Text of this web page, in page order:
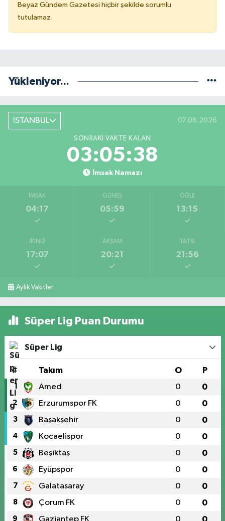
Beyaz Gündem Gazetesi hiçbir şekilde sorumlu
tutulamaz.
Yükleniyor...
İSTANBUL 07.08.2026
SONRAKI VAKTE KALAN
03:05:37
İmsak Namazı
İMSAK
04:17
GÜNEŞ
05:59
ÖĞLE
13:15
İKINDI
17:07
AKŞAM
20:21
YATSI
21:56
Aylık Vakitler
Süper Lig Puan Durumu
Süper Lig
# Takım O P
1 Amed 0 0
2 Erzurumspor FK 0 0
3 Başakşehir 0 0
4 Kocaelispor 0 0
5 Beşiktaş 0 0
6 Eyüpspor 0 0
7 Galatasaray 0 0
8 Çorum FK 0 0
9